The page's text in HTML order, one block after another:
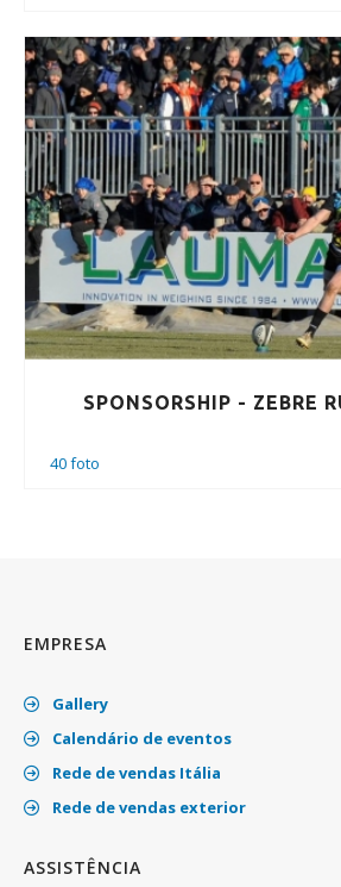
SPONSORSHIP - ZEBRE
40 foto
EMPRESA
Gallery
Calendário de eventos
Rede de vendas Itália
Rede de vendas exterior
ASSISTÊNCIA